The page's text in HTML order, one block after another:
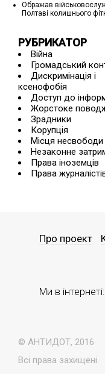
Ображав
Полтаві колишнього
РУБРИКАТОР
Війна
Громадський
Дискримінація і
ксенофобія
Доступ до
Жорстоке
Зрадники
Корупція
Місця несвободи
Незаконне
Права іноземців
Права
© АНТИДОТ, 2016
Всі права захищені.
Про проект
Ми в інтернеті: